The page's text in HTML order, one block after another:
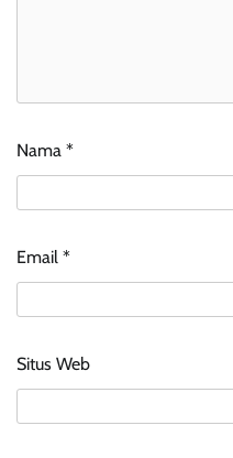
Nama *
Email *
Situs Web